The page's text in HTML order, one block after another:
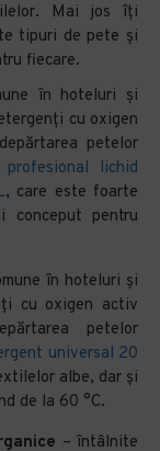
Mai jos îți
tipuri de pete și
fiecare.
în hoteluri şi
cu oxigen
petelor
profesional lichid
, care este foarte
conceput pentru
în hoteluri și
cu oxigen activ
petelor
universal 20
albe, dar și
de la 60 °C.
– întâlnite